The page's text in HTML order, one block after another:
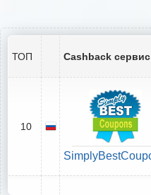
ТОП Cashback сервис
10